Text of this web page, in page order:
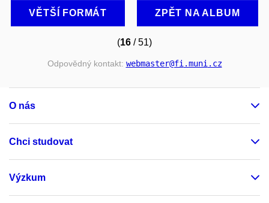
VĚTŠÍ FORMÁT ZPĚT NA ALBUM
(16 / 51)
Odpovědný kontakt: webmaster@fi.muni.cz
O nás
Chci studovat
Výzkum